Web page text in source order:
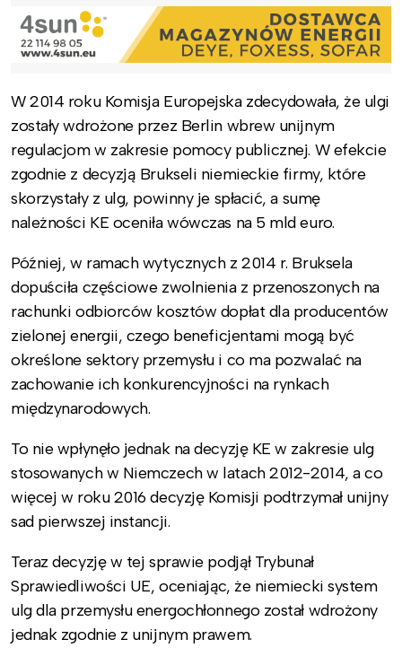
W 2014 roku Komisja Europejska zdecydowała, że ulgi
zostały wdrożone przez Berlin wbrew unijnym
regulacjom w zakresie pomocy publicznej. W efekcie
zgodnie z decyzją Brukseli niemieckie firmy, które
skorzystały z ulg, powinny je spłacić, a sumę
należności KE oceniła wówczas na 5 mld euro.
Później, w ramach wytycznych z 2014 r. Bruksela
dopuściła częściowe zwolnienia z przenoszonych na
rachunki odbiorców kosztów dopłat dla producentów
zielonej energii, czego beneficjentami mogą być
określone sektory przemysłu i co ma pozwalać na
zachowanie ich konkurencyjności na rynkach
międzynarodowych.
To nie wpłynęło jednak na decyzję KE w zakresie ulg
stosowanych w Niemczech w latach 2012-2014, a co
więcej w roku 2016 decyzję Komisji podtrzymał unijny
sad pierwszej instancji.
Teraz decyzję w tej sprawie podjął Trybunał
Sprawiedliwości UE, oceniając, że niemiecki system
ulg dla przemysłu energochłonnego został wdrożony
jednak zgodnie z unijnym prawem.